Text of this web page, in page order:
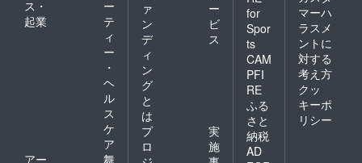
ス・
起業
ー
テ
ィ
ー
・
ヘ
ル
ス
ケ
ア
アー
舞
ァ
ン
デ
ィ
ン
グ
と
は
ー
ビ
ス
プ
ロ
実
施
for
Spor
ts
CAM
PFI
RE
ふる
さと
納税
AD
マーハ
ラスメ
ントに
対する
考え方
クッ
キーポ
リシー